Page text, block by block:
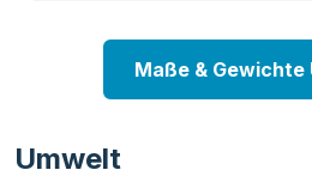
Maße &
Umwelt